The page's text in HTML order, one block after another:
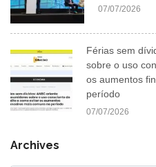
07/07/2026
Férias sem
sobre o uso
os aumentos
período
07/07/2026
Archives